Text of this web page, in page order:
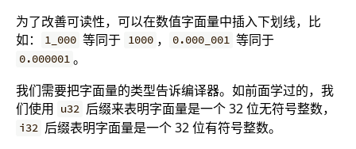
为了改善可读性，可以在数值字面量中插入下划线，比
如：
1_000 等同于 1000 ， 0.000_001 等同于
0.000001 。
我们需要把字面量的类型告诉编译器。如前面学过的，我
们使用 u32 后缀来表明字面量是一个 32 位无符号整数，
i32 后缀表明字面量是一个 32 位有符号整数。